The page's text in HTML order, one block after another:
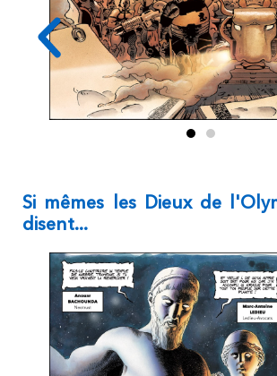
Si mêmes les Dieux de
disent...